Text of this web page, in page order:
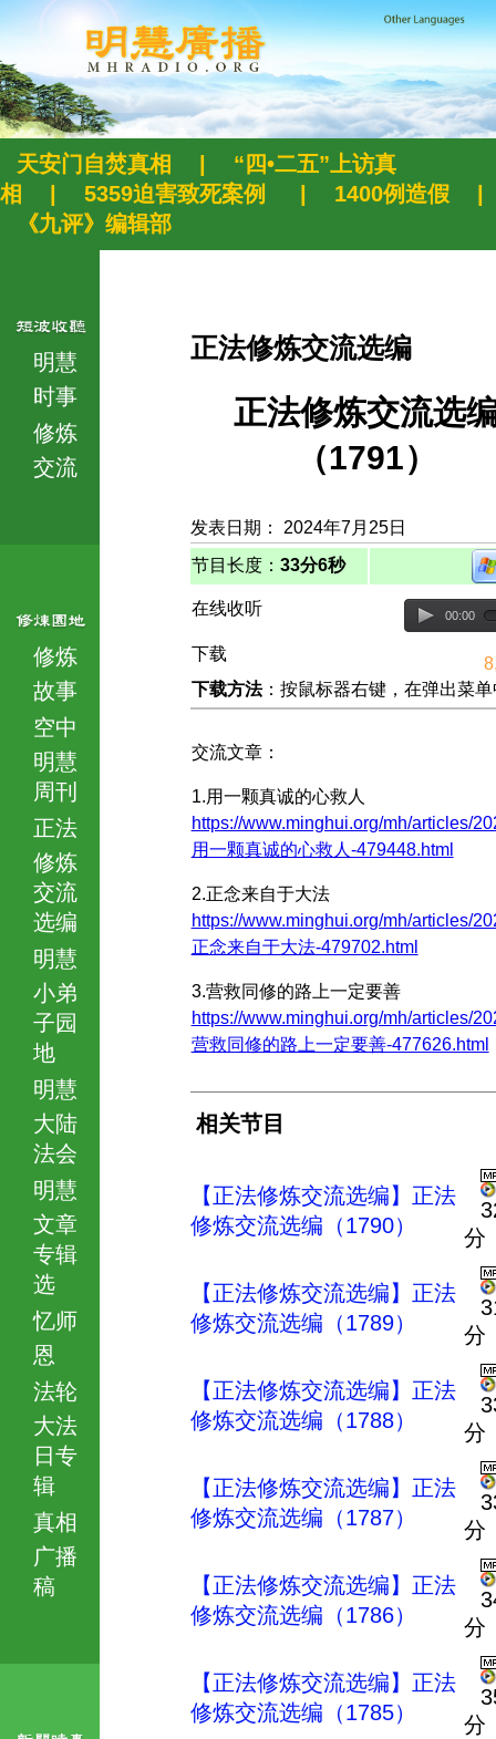
天安门自焚真相
“四•二五”上访真
相
5359迫害致死案例 1400例造假
《九评》编辑部
明慧
时事
修炼
交流
修炼
故事
空中
明慧
周刊
正法
修炼
交流
选编
明慧
小弟
子园
地
明慧
大陆
法会
明慧
文章
专辑
选
忆师
恩
法轮
大法
日专
辑
真相
广播
稿
正法修炼交流选编
正法修炼交流选
（1791）
发表日期： 2024年7月25日
节目长度： 33分6秒
在线收听 00:00
下载
下载方法：按鼠标器右键，在弹出菜
交流文章：
1.用一颗真诚的心救人
https://www.minghui.org/mh/articles/
用一颗真诚的心救人-479448.html
2.正念来自于大法
https://www.minghui.org/mh/articles/
正念来自于大法-479702.html
3.营救同修的路上一定要善
https://www.minghui.org/mh/articles/
营救同修的路上一定要善-477626.html
相关节目
【正法修炼交流选编】正法
修炼交流选编（1790）
分
【正法修炼交流选编】正法
修炼交流选编（1789）
分
【正法修炼交流选编】正法
修炼交流选编（1788）
分
【正法修炼交流选编】正法
修炼交流选编（1787）
分
【正法修炼交流选编】正法
修炼交流选编（1786）
分
【正法修炼交流选编】正法
修炼交流选编（1785）
分